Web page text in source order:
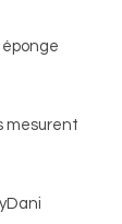
mesurent